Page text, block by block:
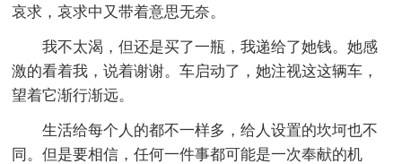
哀求，哀求中又带着意思无奈。
我不太渴，但还是买了一瓶，我递给了她钱。她感
激的看着我，说着谢谢。车启动了，她注视这这辆车，
望着它渐行渐远。
生活给每个人的都不一样多，给人设置的坎坷也不
同。但是要相信，任何一件事都可能是一次奉献的机